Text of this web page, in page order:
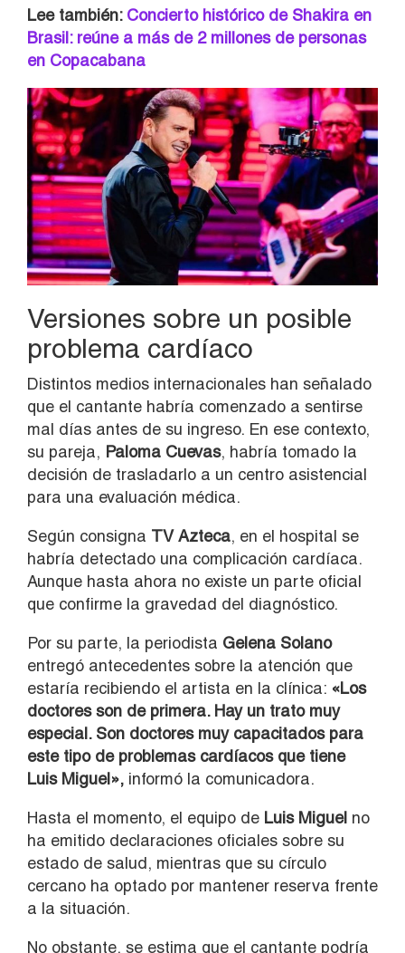
Lee también: Concierto histórico de Shakira en
Brasil: reúne a más de 2 millones de personas
en Copacabana
Versiones sobre un posible
problema cardíaco
Distintos medios internacionales han señalado
que el cantante habría comenzado a sentirse
mal días antes de su ingreso. En ese contexto,
su pareja, Paloma Cuevas, habría tomado la
decisión de trasladarlo a un centro asistencial
para una evaluación médica.
Según consigna TV Azteca, en el hospital se
habría detectado una complicación cardíaca.
Aunque hasta ahora no existe un parte oficial
que confirme la gravedad del diagnóstico.
Por su parte, la periodista Gelena Solano
entregó antecedentes sobre la atención que
estaría recibiendo el artista en la clínica: «Los
doctores son de primera. Hay un trato muy
especial. Son doctores muy capacitados para
este tipo de problemas cardíacos que tiene
Luis Miguel», informó la comunicadora.
Hasta el momento, el equipo de Luis Miguel no
ha emitido declaraciones oficiales sobre su
estado de salud, mientras que su círculo
cercano ha optado por mantener reserva frente
a la situación.
No obstante, se estima que el cantante podría